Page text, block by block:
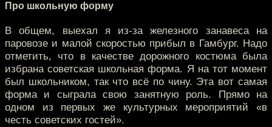
Про школьную форму
В общем, выехал я из-за железного занавеса на
паровозе и малой скоростью прибыл в Гамбург. Надо
отметить, что в качестве дорожного костюма была
избрана советская школьная форма. Я на тот момент
был школьником, так что всё по чину. Эта вот самая
форма и сыграла свою занятную роль. Прямо на
одном из первых же культурных мероприятий «в
честь советских гостей».